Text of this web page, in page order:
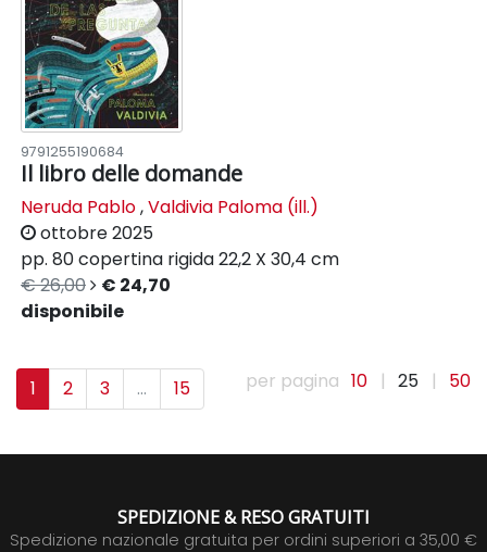
9791255190684
Il libro delle domande
Neruda Pablo,Valdivia Paloma (ill.)
ottobre 2025
pp. 80copertina rigida22,2 X 30,4 cm
€ 26,00
€ 24,70
disponibile
1 2 3 ... 15 per pagina 10 | 25 | 50
SPEDIZIONE & RESO GRATUITI
Spedizione nazionale gratuita per ordini superiori a 35,00 €